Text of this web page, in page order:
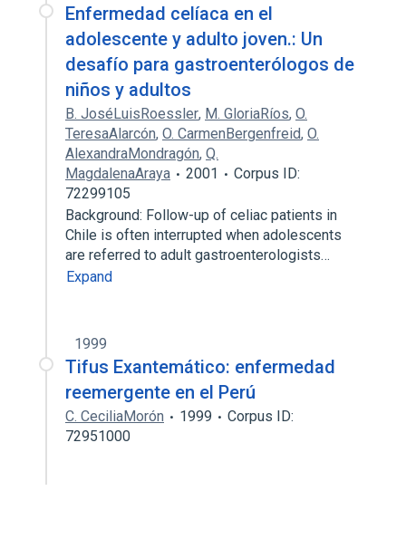
Enfermedad celíaca en el
adolescente y adulto joven.: Un
desafío para gastroenterólogos de
niños y adultos
B. JoséLuisRoessler, M. GloriaRíos, O.
TeresaAlarcón, O. CarmenBergenfreid, O.
AlexandraMondragón, Q.
MagdalenaAraya
2001
Corpus ID:
72299105
Background: Follow-up of celiac patients in
Chile is often interrupted when adolescents
are referred to adult gastroenterologists…
Expand
1999
Tifus Exantemático: enfermedad
reemergente en el Perú
C. CeciliaMorón 1999
Corpus ID:
72951000